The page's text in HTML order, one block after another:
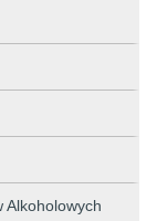
Alkoholowych